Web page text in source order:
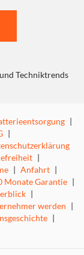
Techniktrends
|
|
|
| Anfahrt |
Monate Garantie |
|
werden |
|